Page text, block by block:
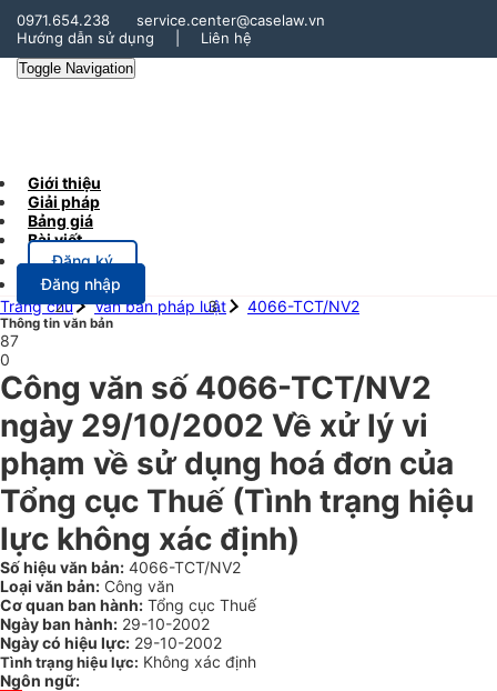
0971.654.238
service.center@caselaw.vn
Hướng dẫn sử dụng
Liên hệ
Toggle Navigation
Giới thiệu
Giải pháp
Bảng giá
Bài viết
Đăng ký
Đăng nhập
Trang chủ
Văn bản pháp luật 4066-TCT/NV2
Thông tin văn bản
87
0
Công văn số 4066-TCT/NV2
ngày 29/10/2002 Về xử lý vi
phạm về sử dụng hoá đơn của
Tổng cục Thuế (Tình trạng hiệu
lực không xác định)
Số hiệu văn bản: 4066-TCT/NV2
Loại văn bản: Công văn
Cơ quan ban hành: Tổng cục Thuế
Ngày ban hành: 29-10-2002
Ngày có hiệu lực: 29-10-2002
Tình trạng hiệu lực: Không xác định
Ngôn ngữ: